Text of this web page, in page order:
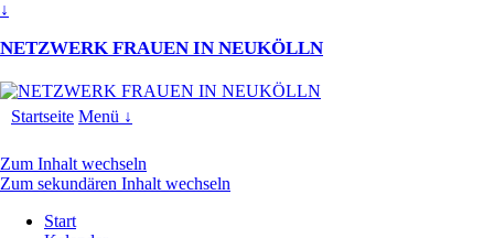
↓
NETZWERK FRAUEN IN NEUKÖLLN
Startseite Menü ↓
Zum Inhalt wechseln
Zum sekundären Inhalt wechseln
Start